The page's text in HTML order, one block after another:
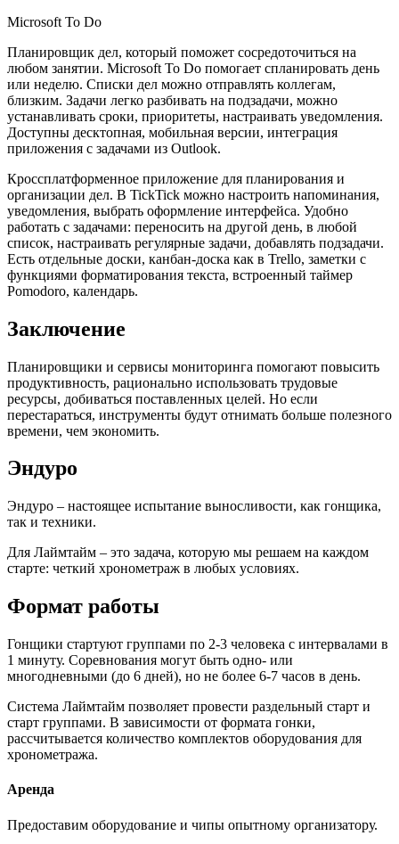
Microsoft To Do
Планировщик дел, который поможет сосредоточиться на
любом занятии. Microsoft To Do помогает спланировать день
или неделю. Списки дел можно отправлять коллегам,
близким. Задачи легко разбивать на подзадачи, можно
устанавливать сроки, приоритеты, настраивать уведомления.
Доступны десктопная, мобильная версии, интеграция
приложения с задачами из Outlook.
Кроссплатформенное приложение для планирования и
организации дел. В TickTick можно настроить напоминания,
уведомления, выбрать оформление интерфейса. Удобно
работать с задачами: переносить на другой день, в любой
список, настраивать регулярные задачи, добавлять подзадачи.
Есть отдельные доски, канбан-доска как в Trello, заметки с
функциями форматирования текста, встроенный таймер
Pomodoro, календарь.
Заключение
Планировщики и сервисы мониторинга помогают повысить
продуктивность, рационально использовать трудовые
ресурсы, добиваться поставленных целей. Но если
перестараться, инструменты будут отнимать больше полезного
времени, чем экономить.
Эндуро
Эндуро – настоящее испытание выносливости, как гонщика,
так и техники.
Для Лаймтайм – это задача, которую мы решаем на каждом
старте: четкий хронометраж в любых условиях.
Формат работы
Гонщики стартуют группами по 2-3 человека с интервалами в
1 минуту. Соревнования могут быть одно- или
многодневными (до 6 дней), но не более 6-7 часов в день.
Система Лаймтайм позволяет провести раздельный старт и
старт группами. В зависимости от формата гонки,
рассчитывается количество комплектов оборудования для
хронометража.
Аренда
Предоставим оборудование и чипы опытному организатору.